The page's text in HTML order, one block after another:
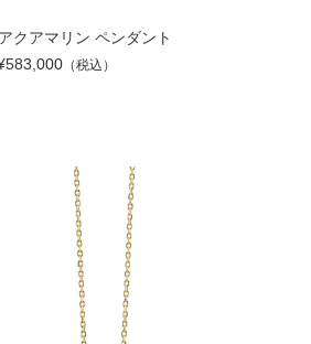
クアマリン ペンダント
（税込）